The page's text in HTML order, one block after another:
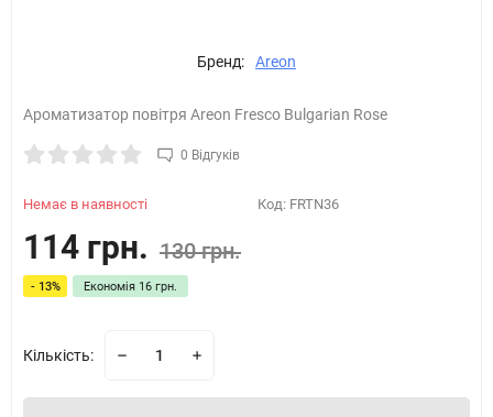
Бренд: Areon
Ароматизатор повітря Areon Fresco Bulgarian Rose
0 Відгуків
Немає в наявності Код: FRTN36
114 грн. 130 грн.
- 13% Економія 16 грн.
Кількість: